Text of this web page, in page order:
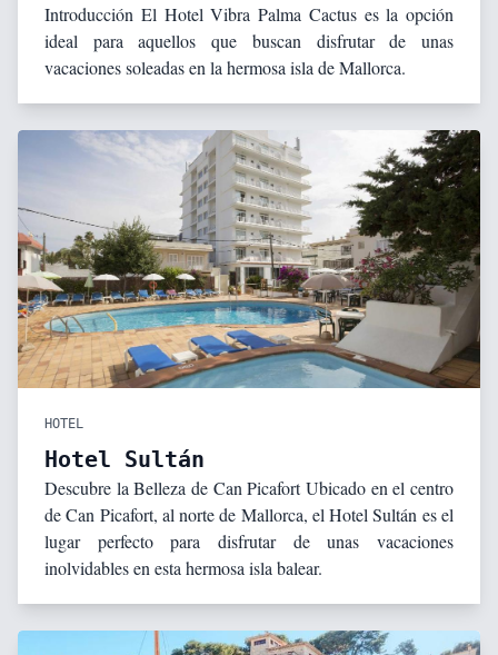
Introducción El Hotel Vibra Palma Cactus es la opción
ideal para aquellos que buscan disfrutar de unas
vacaciones soleadas en la hermosa isla de Mallorca.
HOTEL
Hotel Sultán
Descubre la Belleza de Can Picafort Ubicado en el centro
de Can Picafort, al norte de Mallorca, el Hotel Sultán es el
lugar perfecto para disfrutar de unas vacaciones
inolvidables en esta hermosa isla balear.